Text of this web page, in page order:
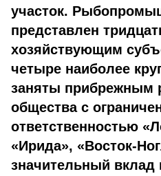
участок.
представлен
хозяйствующим
четыре наиболее
заняты прибрежным
общества с
ответственностью
«Ирида», «Восток-
значительный вклад